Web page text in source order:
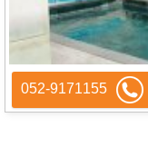
052-9171155